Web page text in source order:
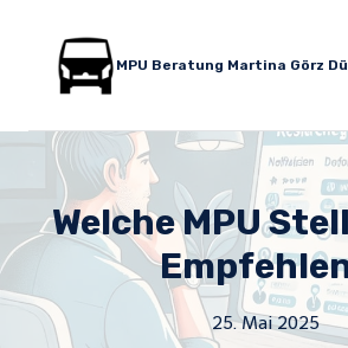
springen
MPU Beratung Martina Görz
Welche MPU
25. Mai 2025